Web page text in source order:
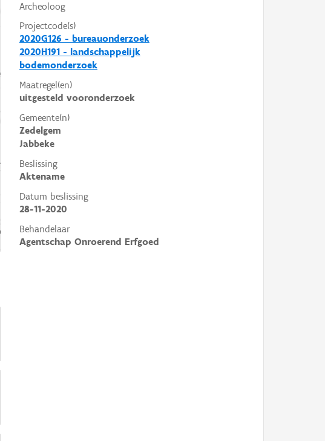
Archeoloog
Projectcode(s)
2020G126 - bureauonderzoek
2020H191 - landschappelijk
bodemonderzoek
Maatregel(en)
uitgesteld vooronderzoek
Gemeente(n)
Zedelgem
Jabbeke
Beslissing
Aktename
Datum beslissing
28-11-2020
Behandelaar
Agentschap Onroerend Erfgoed